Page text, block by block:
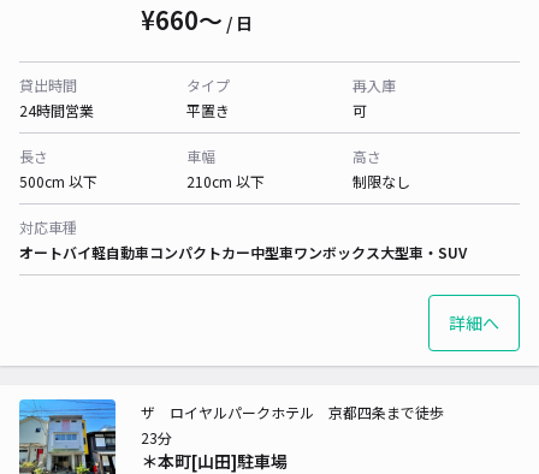
¥660〜 / 日
貸出時間
24時間営業
タイプ
平置き
再入庫
可
長さ
500cm 以下
車幅
210cm 以下
高さ
制限なし
対応車種
オートバイ軽自動車コンパクトカー中型車ワンボックス大型車・SUV
詳細へ
＊本町[山田]駐車場
ザ ロイヤルパークホテル 京都四条まで徒歩
23分